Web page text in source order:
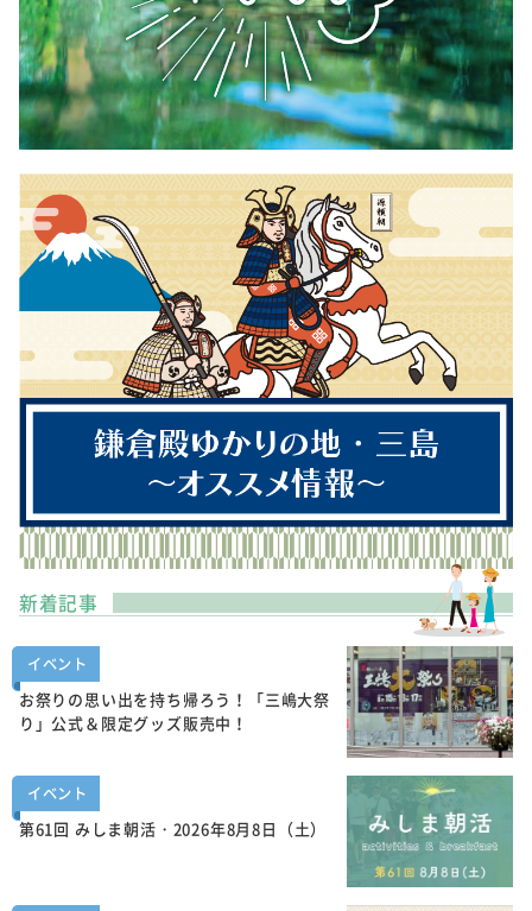
新着記事
イベント
お祭りの思い出を持ち帰ろう！「三嶋大祭
り」公式＆限定グッズ販売中！
イベント
第61回 みしま朝活・2026年8月8日（土）